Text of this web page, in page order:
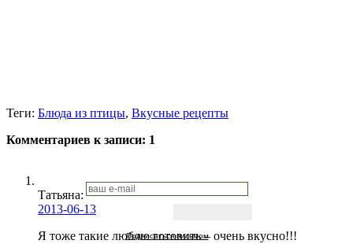
Подписаться письмом
Теги: Блюда из птицы, Вкусные рецепты
Комментариев к записи: 1
Татьяна:
2013-06-13
Я тоже такие люблю готовить – очень вкусно!!!